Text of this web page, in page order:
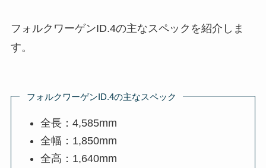
フォルクワーゲンID.4の主なスペックを紹介しま
す。
フォルクワーゲンID.4の主なスペック
全長：4,585mm
全幅：1,850mm
全高：1,640mm